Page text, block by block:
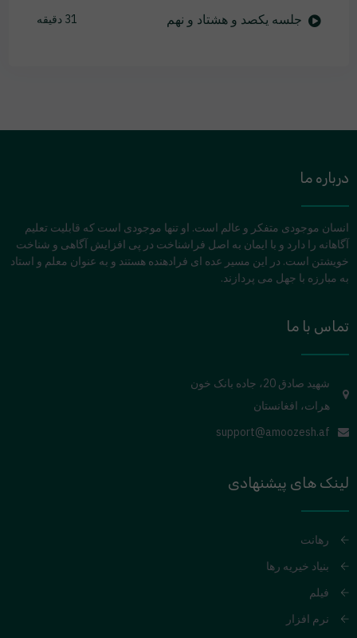
جلسه یکصد و هشتاد و نهم 31 دقیقه
درباره ما
انسان موجودی متفکر و عالم است. او تنها موجودی است که قابلیت تعلیم
آگاهانه را دارد و با ایمان به اصل فراشناخت در پی افزایش آگاهی و شناخت
خویشتن است. در این مسیر عده ای فرادهنده هستند و به عنوان معلم و استاد
به مبارزه با جهل می پردازند.
تماس با ما
شهید صادق 20، جاده بانک خون
هرات، افغانستان
support@amoozesh.af
لینک های پیشنهادی
رهانت
بنیاد خیریه رها
فیلم
نرم افزار